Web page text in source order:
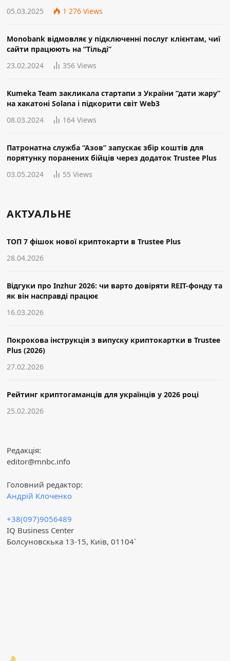
05.03.2025
1 276 Views
Monobank відмовляє у підключенні послуг клієнтам, чиї
сайти працюють на “Тільді”
23.02.2024
356 Views
Kumeka Team закликала стартапи з України “дати жару”
на хакатоні Solana і підкорити світ Web3
08.03.2024
164 Views
Патронатна служба “Азов” запускає збір коштів для
порятунку поранених бійців через додаток Trustee Plus
03.05.2024
55 Views
АКТУАЛЬНЕ
ТОП 7 фішок нової криптокарти в Trustee Plus
28.04.2026
Відгуки про Inzhur 2026: чи варто довіряти REIT-фонду та
як він насправді працює
16.03.2026
Покрокова інструкція з випуску криптокартки в Trustee
Plus (2026)
27.02.2026
Рейтинг криптогаманців для українців у 2026 році
25.02.2026
Редакція:
editor@mnbc.info
Головний редактор:
Андрій Клоченко
+38(097)9056489
IQ Business Center
Болсуновскька 13-15, Київ, 01104`